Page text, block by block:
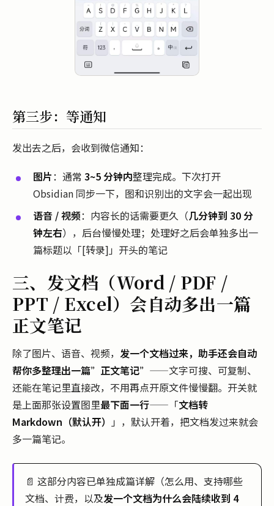
第三步：等通知
发出去之后，会收到微信通知：
图片：通常 3~5 分钟内整理完成。下次打开
Obsidian 同步一下，图和识别出的文字会一起出现
语音 / 视频：内容长的话需要更久（几分钟到 30 分
钟左右），后台慢慢处理；处理好之后会单独多出一
篇标题以「[转录]」开头的笔记
三、发文档（Word / PDF /
PPT / Excel）会自动多出一篇
正文笔记
除了图片、语音、视频， 发一个文档过来，助手还会自动
帮你多整理出一篇”正文笔记” ——文字可搜、可复制、
还能在笔记里直接改，不用再点开原文件慢慢翻。开关就
是上面那张设置图里最下面一行——「文档转
Markdown（默认开）
」，默认开着，把文档发过来就会
多一篇笔记。
📄 这部分内容已单独成篇详解（怎么用、支持哪些
文档、计费，以及发一个文档为什么会陆续收到 4